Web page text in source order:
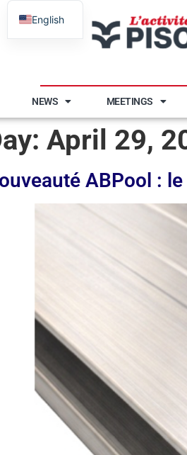
NEWS MEETINGS
April 29,
ABPool :
English